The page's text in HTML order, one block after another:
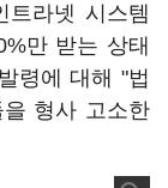
트라넷 시스템
만 받는 상태
령에 대해 "법
형사 고소한